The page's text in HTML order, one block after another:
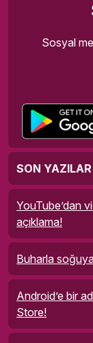
Sosyal
SON YAZILAR
YouTube’dan
açıklama!
Buharla
Android’e bir
Store!